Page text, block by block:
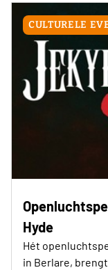
CULTURELE
Hyde
Hét
in Berlare,